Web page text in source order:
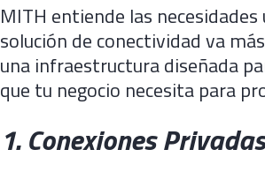
MITH entiende las
solución de conectividad va
una infraestructura diseñada
que tu negocio necesita para
1. Conexiones